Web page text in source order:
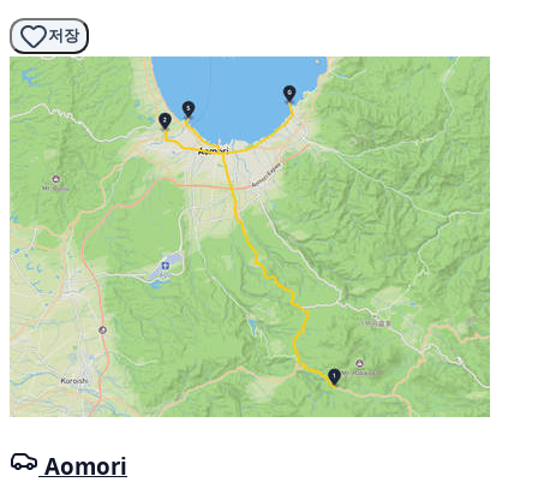
저장
Aomori